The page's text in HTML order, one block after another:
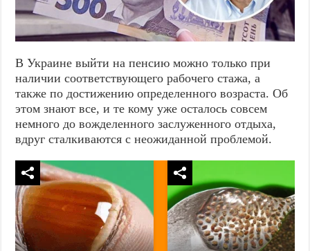
В Украине выйти на пенсию можно только при
наличии соответствующего рабочего стажа, а
также по достижению определенного возраста. Об
этом знают все, и те кому уже осталось совсем
немного до вожделенного заслуженного отдыха,
вдруг сталкиваются с неожиданной проблемой.